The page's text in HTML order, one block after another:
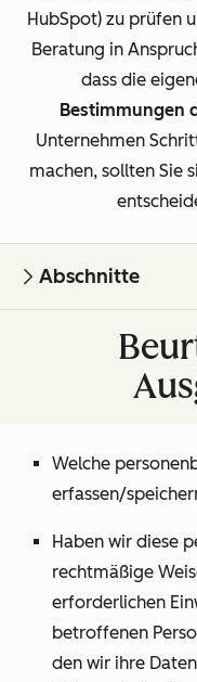
HubSpot) zu prüfen
Beratung in
dass die
Bestimmungen
Unternehmen
machen, sollten Sie
Abschnitte
Welche
erfassen/
Haben wir diese
rechtmäßige
erforderlichen
betroffenen
den wir ihre